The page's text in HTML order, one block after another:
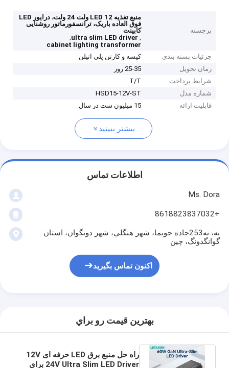
برجسته
منبع تغذیه LED 12 ولت 24 ولت، درایور LED
فوق العاده باریک، ترانسفورماتور روشنایی
کابینت
,
ultra slim LED driver
,
cabinet lighting transformer
جزئیات بسته بندی
کیسه و کارتن پلی اتیلن
زمان تحویل
25-35 روز
شرایط پرداخت
T/T
شماره مدل
HSD15-12V-ST
قابلیت ارائه
15 میلیون ست در سال
بیشتر ببینید
اطلاعات تماس
Ms. Dora
+8618823837032
نه، نه253جاده جونما، شهر هنگلي، شهر دونگوان، استان
گوانگدونگ، چين
اکنون تماس بگیرید
بهترين قيمت رو براي
راه حل منبع برق LED حرفه ای 12V
24V Ultra Slim LED Driver برای